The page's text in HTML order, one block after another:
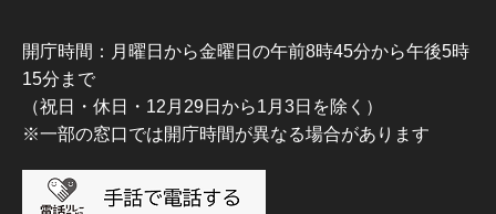
開庁時間：月曜日から金曜日の午前8時45分から午後5時
15分まで
（祝日・休日・12月29日から1月3日を除く）
※一部の窓口では開庁時間が異なる場合があります